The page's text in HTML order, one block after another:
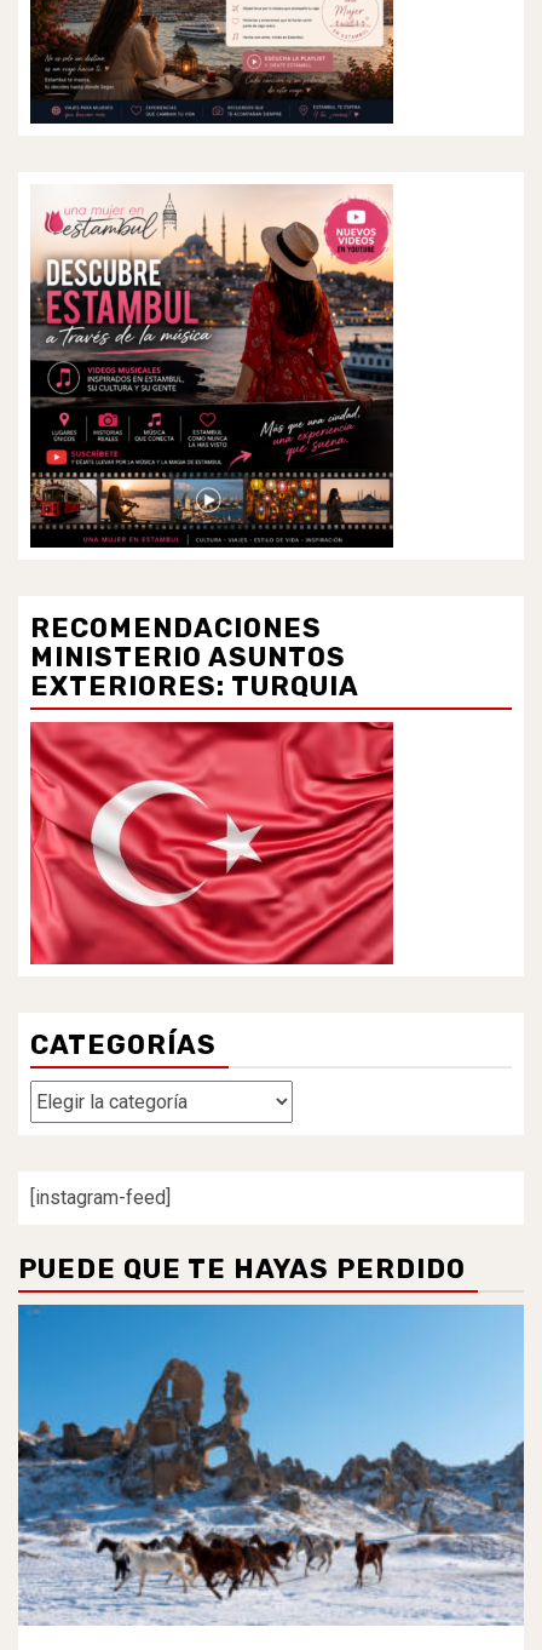
RECOMENDACIONES
MINISTERIO ASUNTOS
EXTERIORES: TURQUIA
CATEGORÍAS
Categorías
[instagram-feed]
PUEDE QUE TE HAYAS PERDIDO